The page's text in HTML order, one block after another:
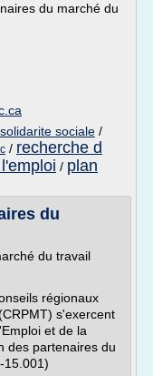
du marché du
sociale /
/ recherche d
/ plan
du
du travail
régionaux
s'exercent
et de la
des partenaires du
15.001)